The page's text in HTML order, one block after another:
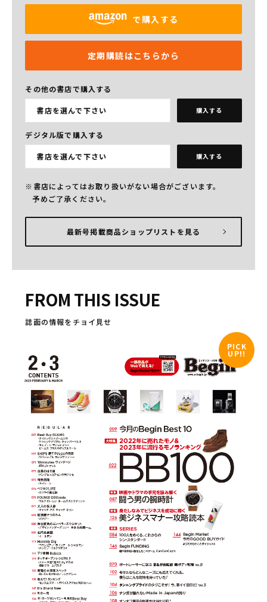
で購入する
定期購読はこちらから
その他の書店で購入する
書店を選んで下さい 購入する
デジタル版で購入する
書店を選んで下さい 購入する
書店によってはお取り扱いがない場合がございます。
予めご了承ください。
最新号掲載商品ショップリストを見る
FROM THIS ISSUE
誌面の情報をチョイ見せ
PICK
UP!!